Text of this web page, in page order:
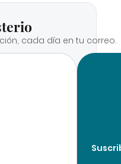
cada día en tu correo.